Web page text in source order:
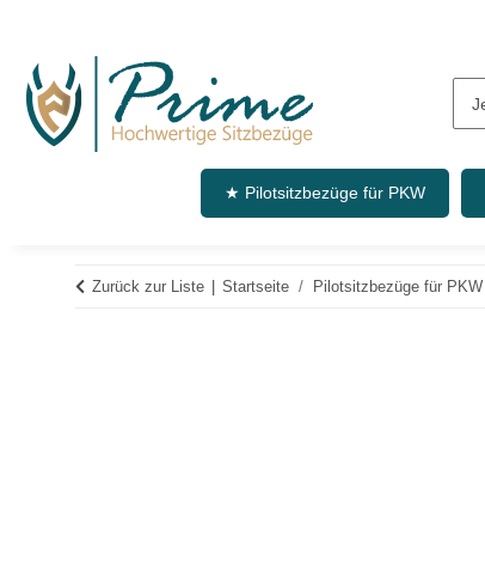
★ Pilotsitzbezüge für PKW
Zurück zur Liste Startseite Pilotsitzbezüge für PKW